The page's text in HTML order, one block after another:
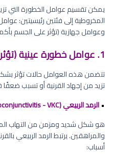
يمكن تقسيم عوامل الخطورة التي تزيد
المخروطية إلى فئتين رئيسيتين:
وعوامل جهازية (تؤثر على الجسم
1. عوامل خطورة عينية (تؤثر مباشرة على العين):
تتضمن هذه العوامل حالات تؤثر
تزيد من إجهاد القرنية أو تسبب ضعفًا
•الرمد الربيعي (Vernal Keratoconjunctivitis - VKC):
هو شكل شديد ومزمن من التهاب
والمراهقين. يرتبط الرمد الربيعي
أسباب: